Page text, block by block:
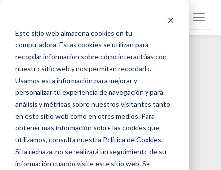
Este sitio web almacena cookies en tu
computadora. Estas cookies se utilizan para
recopilar información sobre cómo interactúas con
nuestro sitio web y nos permiten recordarlo.
Usamos esta información para mejorar y
personalizar tu experiencia de navegación y para
análisis y métricas sobre nuestros visitantes tanto
en este sitio web como en otros medios. Para
obtener más información sobre las cookies que
utilizamos, consulta nuestra Política de Cookies.
Si la rechaza, no se realizará un seguimiento de su
información cuando visite este sitio web. Se